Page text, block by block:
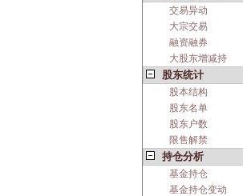
交易异动
大宗交易
融资融券
大股东增减持
股东统计
股本结构
股东名单
股东户数
限售解禁
持仓分析
基金持仓
基金持仓变动